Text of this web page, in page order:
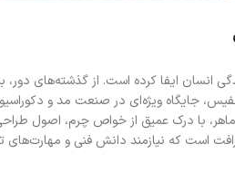
انسان ایفا کرده است. از گذشته‌های دور،
و نفیس، جایگاه ویژه‌ای در صنعت مد و
با درک عمیق از خواص چرم، اصول طراحی
است که نیازمند دانش فنی و